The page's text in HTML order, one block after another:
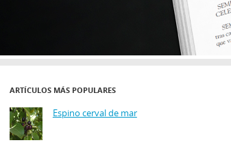
ARTÍCULOS MÁS POPULARES
Espino cerval de mar